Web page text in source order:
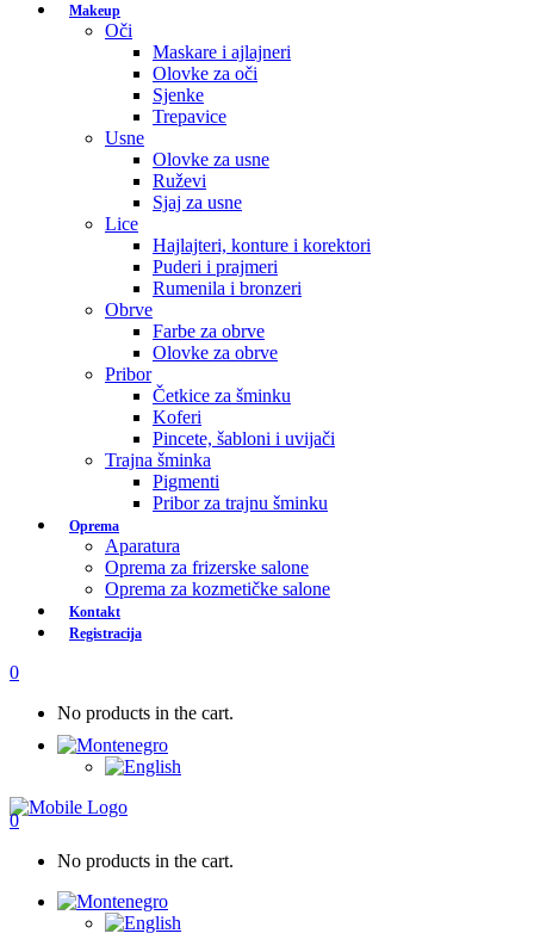
Makeup
Oči
Maskare i ajlajneri
Olovke za oči
Sjenke
Trepavice
Usne
Olovke za usne
Ruževi
Sjaj za usne
Lice
Hajlajteri, konture i korektori
Puderi i prajmeri
Rumenila i bronzeri
Obrve
Farbe za obrve
Olovke za obrve
Pribor
Četkice za šminku
Koferi
Pincete, šabloni i uvijači
Trajna šminka
Pigmenti
Pribor za trajnu šminku
Oprema
Aparatura
Oprema za frizerske salone
Oprema za kozmetičke salone
Kontakt
Registracija
0
No products in the cart.
0
No products in the cart.